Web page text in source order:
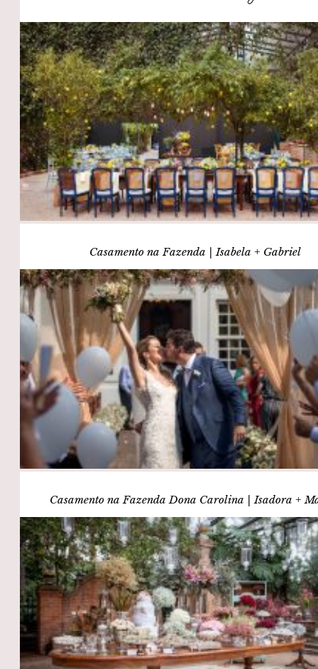
Casamento na Fazenda | Isabela + Gabriel
Casamento na Fazenda Dona Carolina | Isadora +